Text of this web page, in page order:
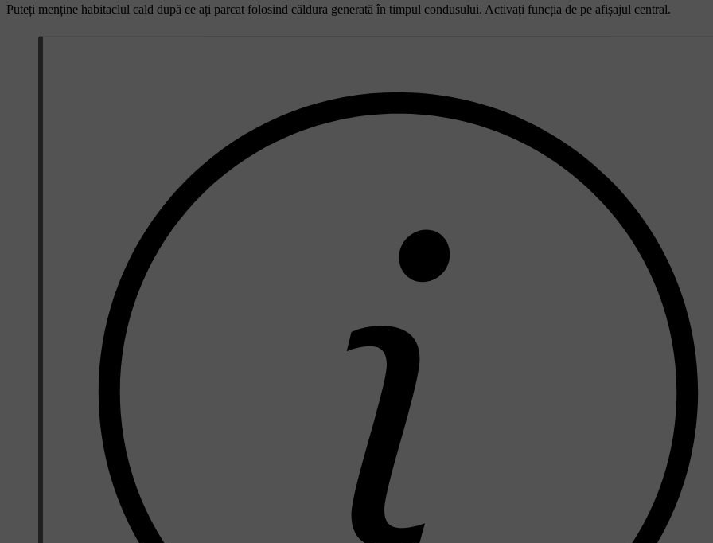
Puteți menține habitaclul cald după ce ați parcat folosind căldura generată în timpul condusului. Activați funcția de pe afișajul central.